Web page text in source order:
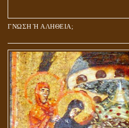
ΓΝΩΣΗ Ή ΑΛΗΘΕΙΑ;